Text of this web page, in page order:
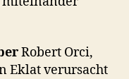
Robert Orci,
Eklat verursacht